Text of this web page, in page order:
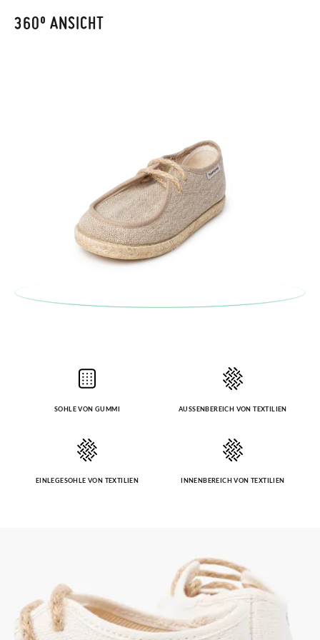
automatisch an Ihr Postfach gesendet.
360º ANSICHT
SOHLE VON GUMMI AUSSENBEREICH VON TEXTILIEN
EINLEGESOHLE VON TEXTILIEN INNENBEREICH VON TEXTILIEN